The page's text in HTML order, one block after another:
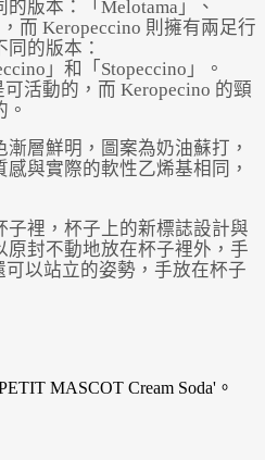
版本：「Melotama」、
，而 Keropeccino 則擁有兩足行
的版本：
」和「Stopeccino」。
可活動的，而 Keropecino 的頸
層鮮明，圖案為奶油蘇打，
與實際的軟性乙烯基相同，
裡，杯子上的新標誌設計與
原封不動地放在杯子裡外，手
以站立的姿勢，手放在杯子